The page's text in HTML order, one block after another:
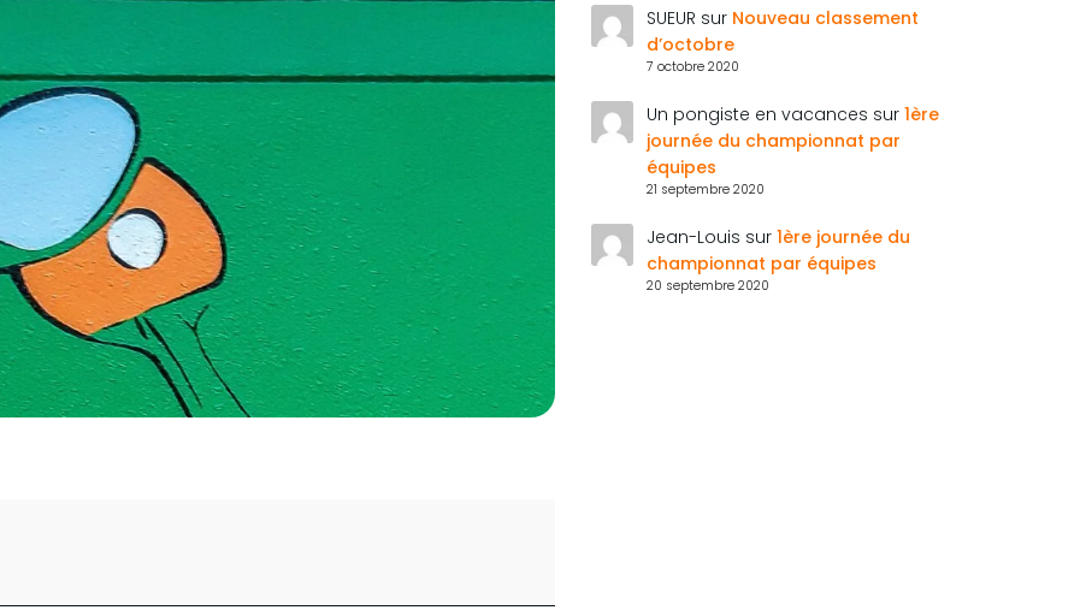
SUEUR sur Nouveau classement
d’octobre
7 octobre 2020
Un pongiste en vacances sur 1ère
journée du championnat par
équipes
21 septembre 2020
Jean-Louis sur 1ère journée du
championnat par équipes
20 septembre 2020